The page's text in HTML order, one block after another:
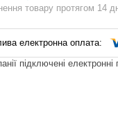
товару протягом 14
підключені